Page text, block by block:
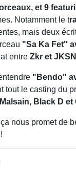
et 9
Notamment le t
mais deux
"Sa Ka Fet"
entre Zkr et
"Bendo"
tout le casting du
Black D et
nous promet de